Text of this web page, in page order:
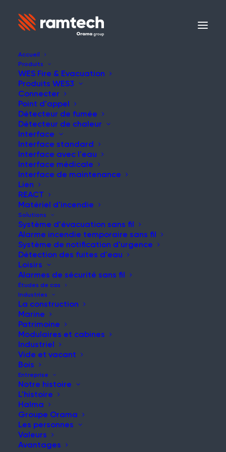
Accueil
Produits
WES Fire & Evacuation
Produits WES3
Connecter
Point d'appel
Détecteur de fumée
Détecteur de chaleur
Interface
Interface standard
Interface avec l'eau
Interface médicale
Interface de maintenance
Lien
REACT
Matériel d'incendie
Solutions
Système d'évacuation sans fil
Alarme incendie temporaire sans fil
Système de notification d'urgence
Détection des fuites d'eau
Loisirs
Alarmes de sécurité sans fil
Études de cas
Industries
La construction
Marine
Patrimoine
Modulaires et cabines
Industriel
Vide et vacant
Bois
Entreprise
Notre histoire
L'histoire
Halma
Groupe Orama
Les personnes
Valeurs
Avantages
NOUVELLES ET MISES À JOUR
Restez informé de nos
dernières nouvelles et
réflexions
Rencontrez l'équipe française avec Davylyn
Khambay
Article